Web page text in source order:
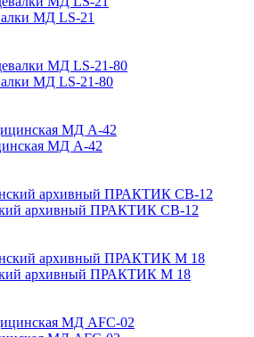
МД LS-21
МД LS-21-80
МД А-42
архивный ПРАКТИК CB-12
архивный ПРАКТИК M 18